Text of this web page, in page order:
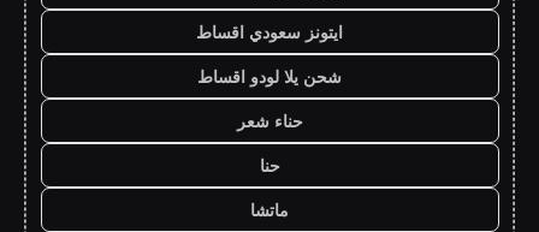
ايتونز سعودي اقساط
شحن يلا لودو اقساط
حناء شعر
حنا
ماتشا